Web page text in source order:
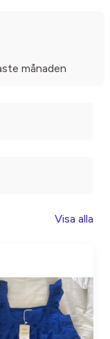
månaden
Visa alla